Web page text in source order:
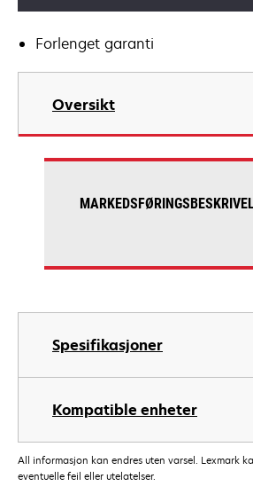
Forlenget garanti
Oversikt
Spesifikasjoner
Kompatible enheter
All informasjon kan endres uten varsel. Lexmark
eventuelle feil eller utelatelser.